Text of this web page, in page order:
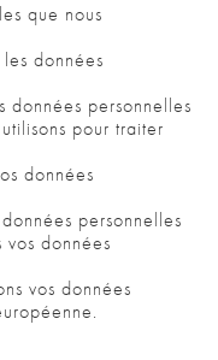
que nous
données
données personnelles
pour traiter
données
personnelles
données
vos données